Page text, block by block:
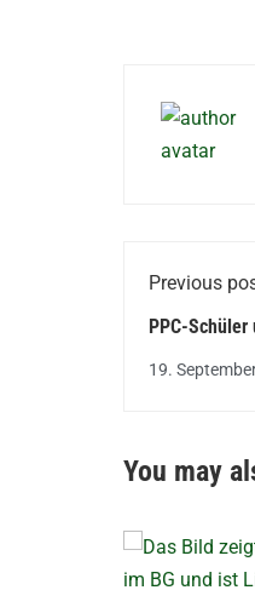
Previous
PPC-
19.
You may